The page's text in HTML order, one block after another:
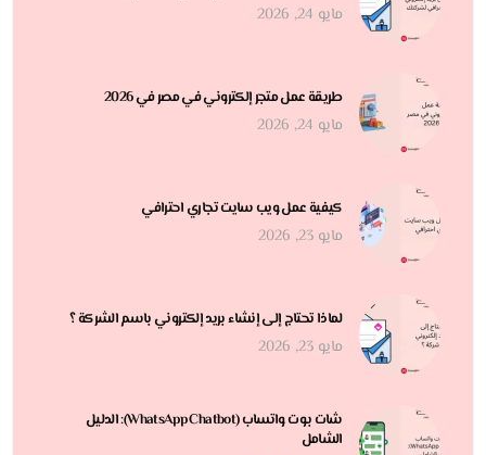
مايو 24, 2026
طريقة عمل متجر إلكتروني في مصر في 2026
مايو 24, 2026
كيفية عمل ويب سايت تجاري احترافي
مايو 23, 2026
لماذا تحتاج إلى إنشاء بريد إلكتروني باسم الشركة ؟
مايو 23, 2026
شات بوت واتساب (WhatsApp Chatbot): الدليل
الشامل